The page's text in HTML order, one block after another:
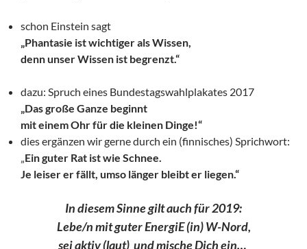
schon Einstein sagt
„Phantasie ist wichtiger als Wissen,
denn unser Wissen ist begrenzt.“
dazu: Spruch eines Bundestagswahlplakates 2017
„Das große Ganze beginnt
miteinem Ohr für die kleinen Dinge!“
dies ergänzen wir gerne durch ein (finnisches) Sprichwort:
„Ein guter Rat ist wie Schnee.
Je leiser er fällt, umso länger bleibt er liegen.“
In diesem Sinne gilt auch für 2019:
Lebe/n mit guter EnergiE (in) W-Nord,
sei aktiv (laut) und mische Dich ein…